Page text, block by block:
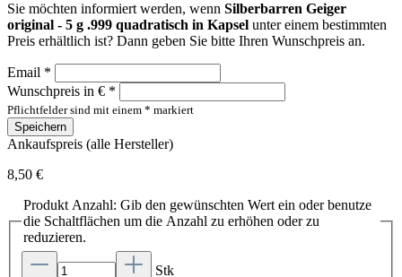
Sie möchten informiert werden, wenn Silberbarren Geiger
original - 5 g .999 quadratisch in Kapsel unter einem bestimmten
Preis erhältlich ist? Dann geben Sie bitte Ihren Wunschpreis an.
Email *
Wunschpreis in € *
Pflichtfelder sind mit einem * markiert
Speichern
Ankaufspreis (alle Hersteller)
8,50 €
Produkt Anzahl: Gib den gewünschten Wert ein oder benutze
die Schaltflächen um die Anzahl zu erhöhen oder zu
reduzieren.
Stk